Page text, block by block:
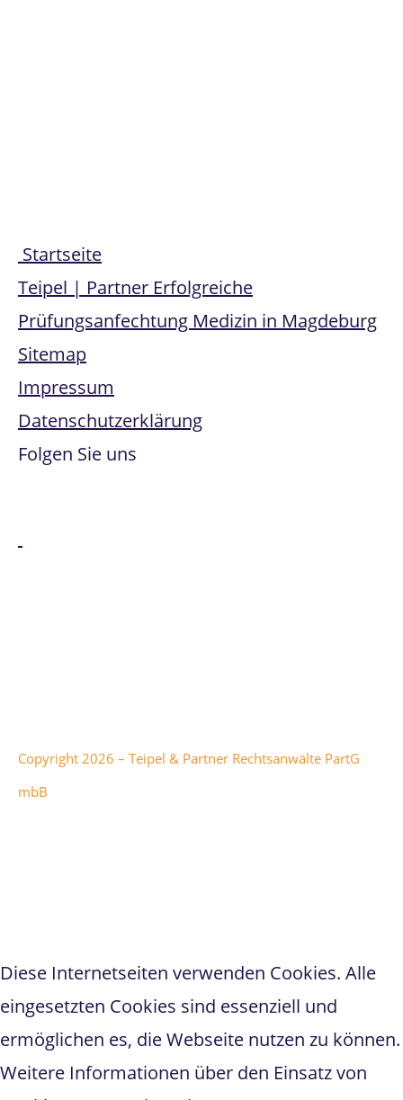
Startseite
Teipel | Partner Erfolgreiche
Prüfungsanfechtung Medizin in Magdeburg
Sitemap
Impressum
Datenschutzerklärung
Folgen Sie uns
Copyright 2026 – Teipel & Partner Rechtsanwälte PartG
mbB
Diese Internetseiten verwenden Cookies. Alle
eingesetzten Cookies sind essenziell und
ermöglichen es, die Webseite nutzen zu können.
Weitere Informationen über den Einsatz von